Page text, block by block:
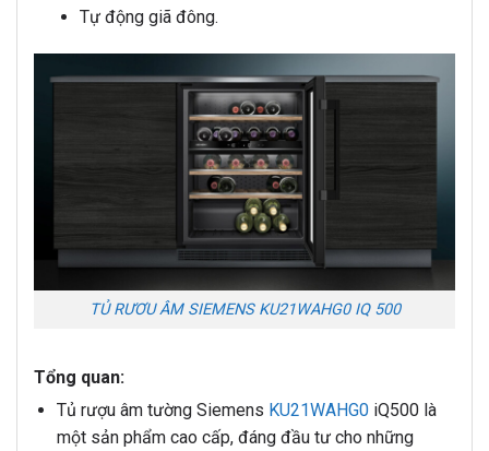
Tự động giã đông.
TỦ RƯƠU ÂM SIEMENS KU21WAHG0 IQ 500
Tổng quan:
Tủ rượu âm tường Siemens KU21WAHG0iQ500 là
một sản phẩm cao cấp, đáng đầu tư cho những